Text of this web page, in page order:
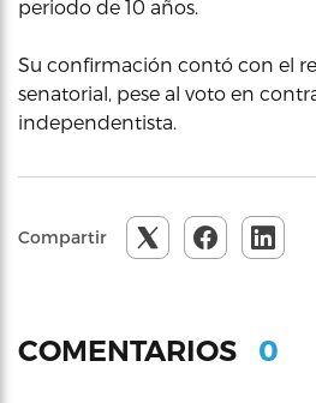
periodo de 10 años.
Su confirmación contó con el
senatorial, pese al voto en
independentista.
Compartir
COMENTARIOS 0